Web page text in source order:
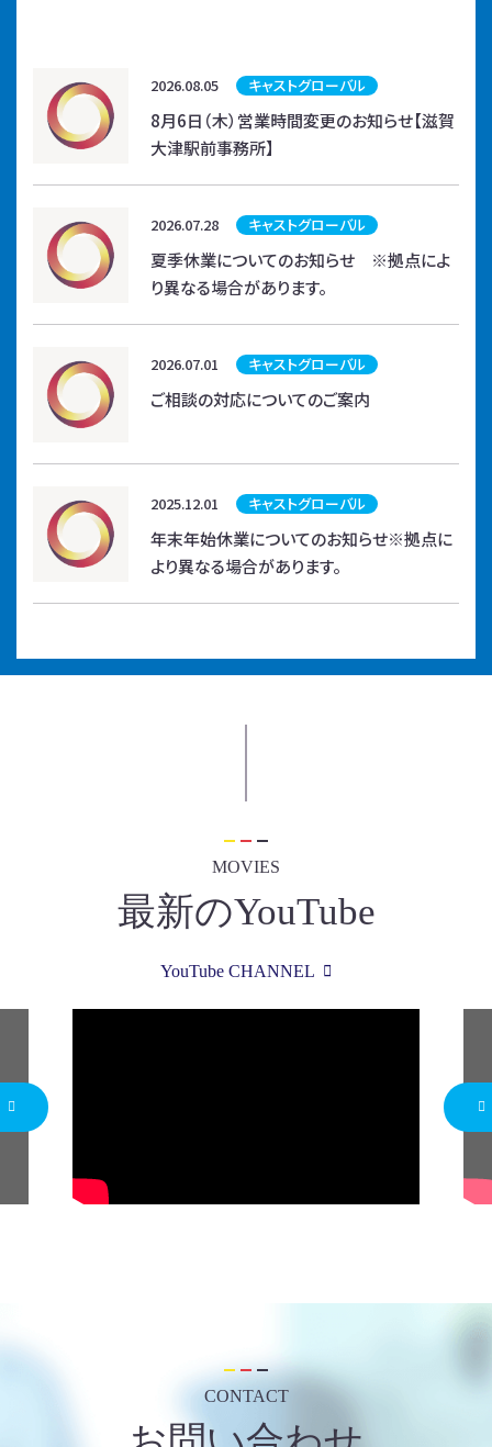
2026.08.05 キャストグローバル
8月6日（木）営業時間変更のお知らせ【滋賀
大津駅前事務所】
2026.07.28 キャストグローバル
夏季休業についてのお知らせ ※拠点によ
り異なる場合があります。
2026.07.01 キャストグローバル
ご相談の対応についてのご案内
2025.12.01 キャストグローバル
年末年始休業についてのお知らせ※拠点に
より異なる場合があります。
MOVIES
最新のYouTube
YouTube CHANNEL
CONTACT